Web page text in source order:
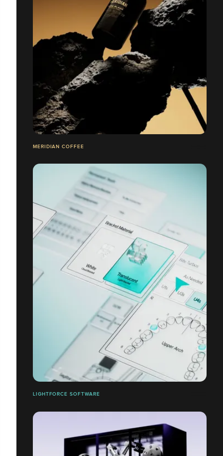
MERIDIAN COFFEE
LIGHTFORCE SOFTWARE